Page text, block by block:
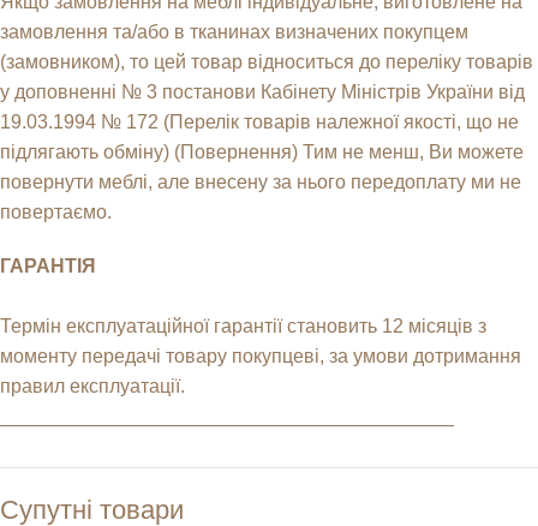
замовлення та/або в тканинах визначених покупцем
(замовником), то цей товар відноситься до переліку товарів
у доповненні № 3 постанови Кабінету Міністрів України від
19.03.1994 № 172 (Перелік товарів належної якості, що не
підлягають обміну) (Повернення) Тим не менш, Ви можете
повернути меблі, але внесену за нього передоплату ми не
повертаємо.
ГАРАНТІЯ
Термін експлуатаційної гарантії становить 12 місяців з
моменту передачі товару покупцеві, за умови дотримання
правил експлуатації.
Супутні товари